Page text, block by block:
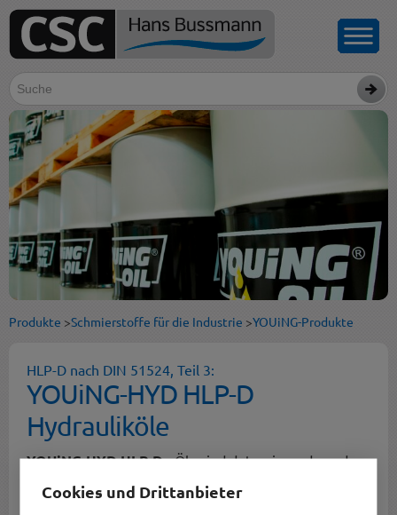
Cookies und Drittanbieter
Produkte >Schmierstoffe für die Industrie >YOUiNG-Produkte
HLP-D nach DIN 51524, Teil 3:
YOUiNG-HYD HLP-D
Hydrauliköle
YOUiNG-HYD HLP-D- Öle sind detergierende und
dispergierende Hydrauliköle auf Mineralölbasis mit
verschleißmindernden Zusätzen.